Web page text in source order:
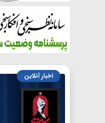
اخبار آنلاین